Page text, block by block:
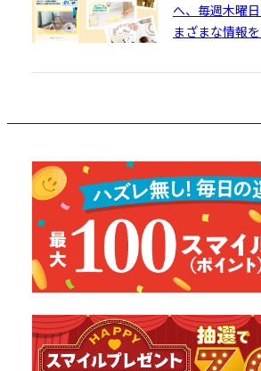
へ、毎週木曜
まざまな情報